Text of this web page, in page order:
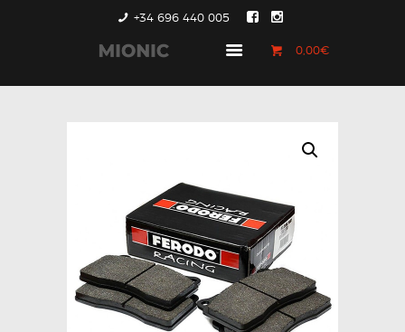
+34 696 440 005
0,00€
GENERACIÓN 1
PACEMAN
CONTACTO